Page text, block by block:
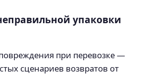
упаковки
при перевозке —
сценариев возвратов от